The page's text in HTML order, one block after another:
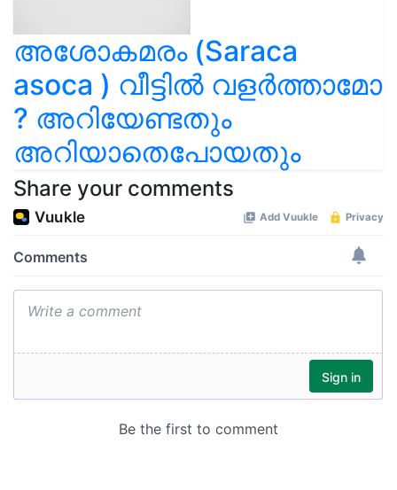
അശോകമരം (Saraca
asoca ) വീട്ടിൽ വളർത്താമോ
? അറിയേണ്ടതും
അറിയാതെപോയതും
Share your comments